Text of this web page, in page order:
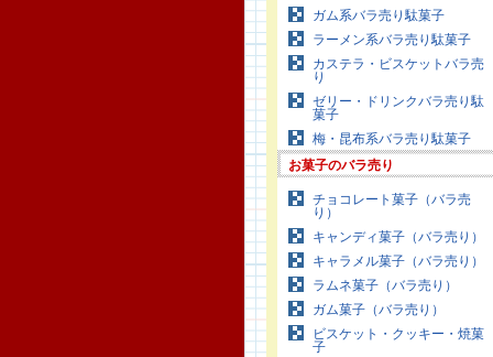
ガム系バラ売り駄菓子
ラーメン系バラ売り駄菓子
カステラ・ビスケットバラ売
り
ゼリー・ドリンクバラ売り駄
菓子
梅・昆布系バラ売り駄菓子
お菓子のバラ売り
チョコレート菓子（バラ売
り）
キャンディ菓子（バラ売り）
キャラメル菓子（バラ売り）
ラムネ菓子（バラ売り）
ガム菓子（バラ売り）
ビスケット・クッキー・焼菓
子